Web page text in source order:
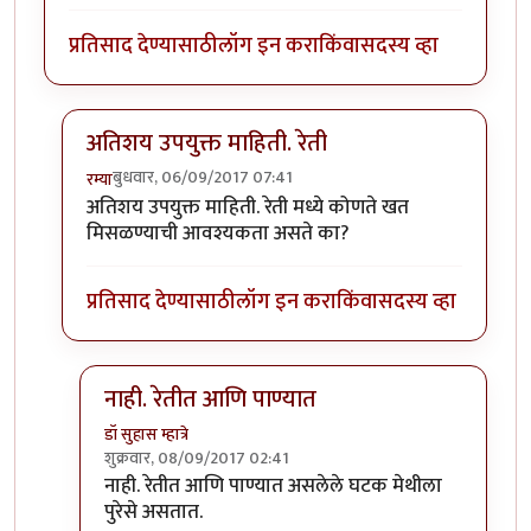
प्रतिसाद देण्यासाठीलॉग इन कराकिंवासदस्य व्हा
अतिशय उपयुक्त माहिती. रेती
रम्याबुधवार, 06/09/2017 07:41
In reply toखरडफळ्यावरूनbyकंजूस
अतिशय उपयुक्त माहिती. रेती मध्ये कोणते खत
मिसळण्याची आवश्यकता असते का?
प्रतिसाद देण्यासाठीलॉग इन कराकिंवासदस्य व्हा
नाही. रेतीत आणि पाण्यात
डॉ सुहास म्हात्रे
शुक्रवार, 08/09/2017 02:41
In reply toअतिशय उपयुक्त माहिती. रेतीbyरम्या
नाही. रेतीत आणि पाण्यात असलेले घटक मेथीला
पुरेसे असतात.